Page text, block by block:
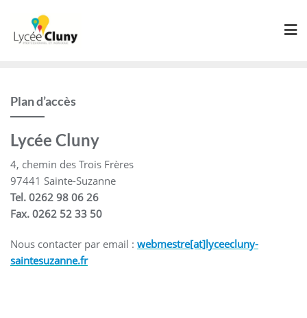
content
Plan d’accès
Lycée Cluny
4, chemin des Trois Frères
97441 Sainte-Suzanne
Tel. 0262 98 06 26
Fax. 0262 52 33 50
Nous contacter par email : webmestre[at]lyceecluny-
saintesuzanne.fr